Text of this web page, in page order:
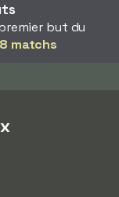
but du
8 matchs